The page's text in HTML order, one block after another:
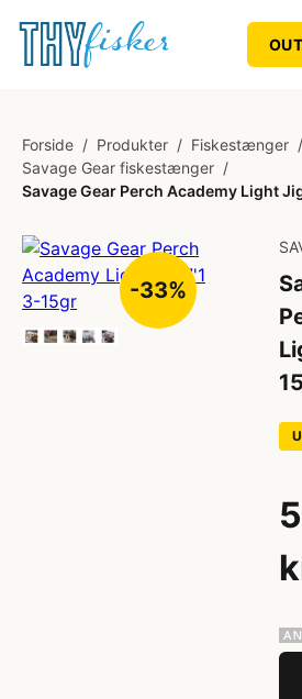
Forside / Produkter / Fiskestænger /
Savage Gear fiskestænger /
Savage Gear Perch Academy Light
-33%